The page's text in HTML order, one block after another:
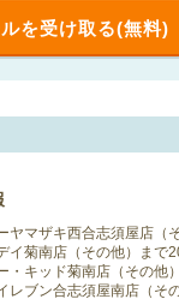
ルを受け取る(無料)
ヤマザキ西合志須屋店（
イ菊南店（その他）まで
・キッド菊南店（その他
レブン合志須屋南店（そ